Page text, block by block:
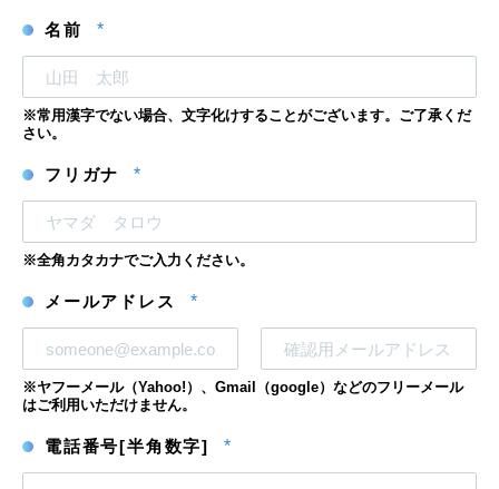
名前 *
※常用漢字でない場合、文字化けすることがございます。ご了承くだ
さい。
フリガナ *
※全角カタカナでご入力ください。
メールアドレス *
メ
ー
ル
ド
メ
ー
※ヤフーメール（Yahoo!）、Gmail（google）などのフリーメール
はご利用いただけません。
電話番号[半角数字] *